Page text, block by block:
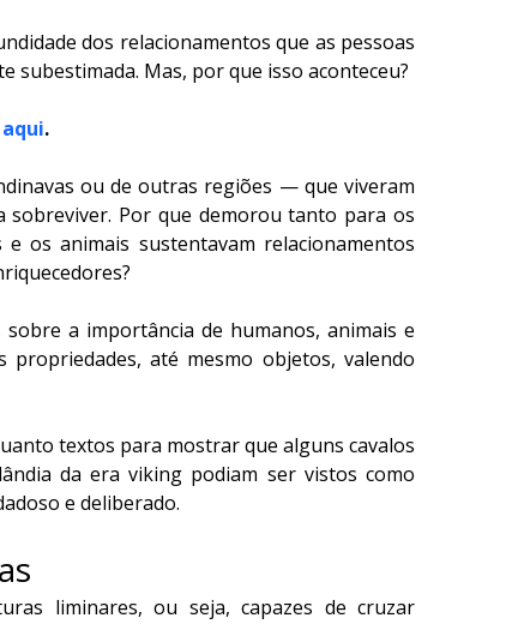
dos relacionamentos que as pessoas
subestimada. Mas, por que isso aconteceu?
.
ou de outras regiões — que viveram
Por que demorou tanto para os
os animais sustentavam relacionamentos
a importância de humanos, animais e
até mesmo objetos, valendo
textos para mostrar que alguns cavalos
da era viking podiam ser vistos como
e deliberado.
liminares, ou seja, capazes de cruzar